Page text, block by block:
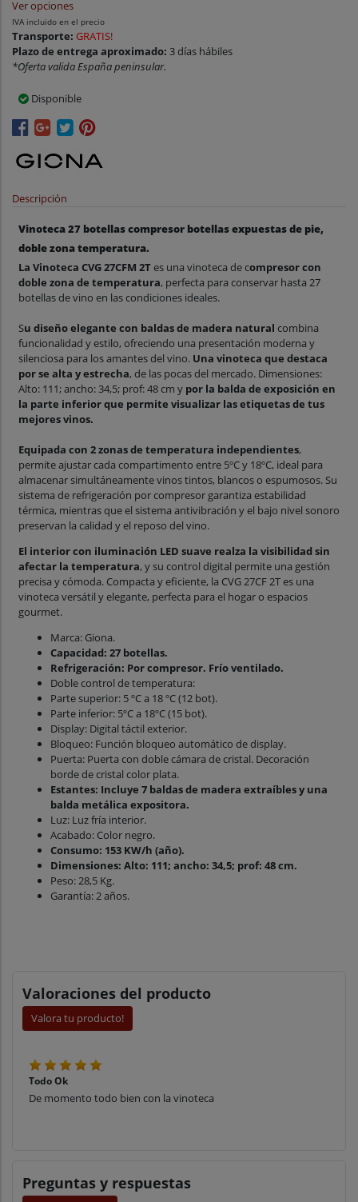
Ver opciones
IVA incluido en el precio
Transporte: GRATIS!
Plazo de entrega aproximado: 3 días hábiles
*Oferta valida España peninsular.
Disponible
Descripción
Vinoteca 27 botellas compresor botellas expuestas de pie,
doble zona temperatura.
La Vinoteca CVG 27CFM 2Tes una vinoteca de compresor con
doble zona de temperatura, perfecta para conservar hasta 27
botellas de vino en las condiciones ideales.
Su diseño elegante con baldas de madera natural combina
funcionalidad y estilo, ofreciendo una presentación moderna y
silenciosa para los amantes del vino. Una vinoteca que destaca
por se alta y estrecha, de las pocas del mercado. Dimensiones:
Alto: 111; ancho: 34,5; prof: 48 cm y por la balda de exposición en
la parte inferior que permite visualizar las etiquetas de tus
mejores vinos.
Equipada con 2 zonas de temperatura independientes,
permite ajustar cada compartimento entre 5ºC y 18ºC, ideal para
almacenar simultáneamente vinos tintos, blancos o espumosos. Su
sistema de refrigeración por compresor garantiza estabilidad
térmica, mientras que el sistema antivibración y el bajo nivel sonoro
preservan la calidad y el reposo del vino.
El interior con iluminación LED suave realza la visibilidad sin
afectar la temperatura, y su control digital permite una gestión
precisa y cómoda. Compacta y eficiente, la CVG 27CF 2T es una
vinoteca versátil y elegante, perfecta para el hogar o espacios
gourmet.
Marca: Giona.
Capacidad: 27 botellas.
Refrigeración: Por compresor. Frío ventilado.
Doble control de temperatura:
Parte superior: 5 ºC a 18 ºC (12 bot).
Parte inferior: 5ºC a 18ºC (15 bot).
Display: Digital táctil exterior.
Bloqueo: Función bloqueo automático de display.
Puerta: Puerta con doble cámara de cristal. Decoración
borde de cristal color plata.
Estantes: Incluye 7 baldas de madera extraíbles y una
balda metálica expositora.
Luz: Luz fría interior.
Acabado: Color negro.
Consumo: 153 KW/h (año).
Dimensiones: Alto: 111; ancho: 34,5; prof: 48 cm.
Peso: 28,5 Kg.
Garantía: 2 años.
Valoraciones del producto
Valora tu producto!
Todo Ok
De momento todo bien con la vinoteca
Preguntas y respuestas